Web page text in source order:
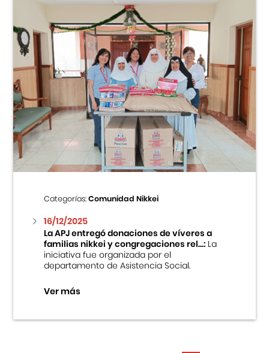
Categorías:Comunidad Nikkei
16/12/2025
La APJ entregó donaciones de víveres a
familias nikkei y congregaciones rel...:La
iniciativa fue organizada por el
departamento de Asistencia Social.
Ver más